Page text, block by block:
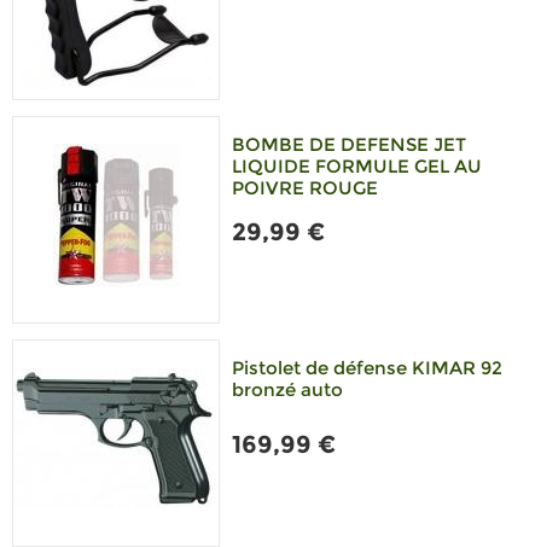
BOMBE DE DEFENSE JET
LIQUIDE FORMULE GEL AU
POIVRE ROUGE
29,99 €
Pistolet de défense KIMAR 92
bronzé auto
169,99 €